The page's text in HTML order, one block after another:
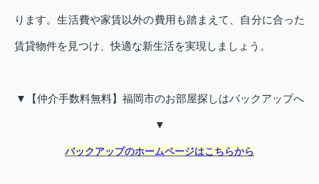
ります。生活費や家賃以外の費用も踏まえて、自分に合った
賃貸物件を見つけ、快適な新生活を実現しましょう。
▼【仲介手数料無料】福岡市のお部屋探しはバックアップへ
▼
バックアップのホームページはこちらから